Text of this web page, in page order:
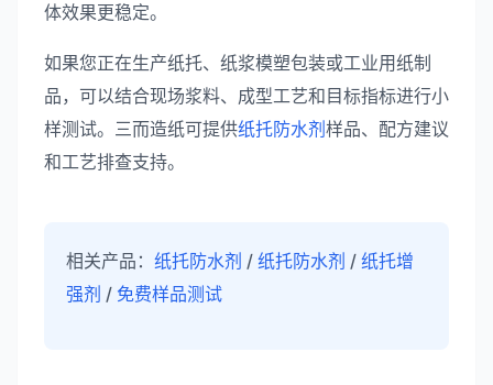
体效果更稳定。
如果您正在生产纸托、纸浆模塑包装或工业用纸制
品，可以结合现场浆料、成型工艺和目标指标进行小
样测试。三而造纸可提供纸托防水剂 样品、配方建议
和工艺排查支持。
相关产品： 纸托防水剂 / 纸托防水剂 / 纸托增
强剂 / 免费样品测试